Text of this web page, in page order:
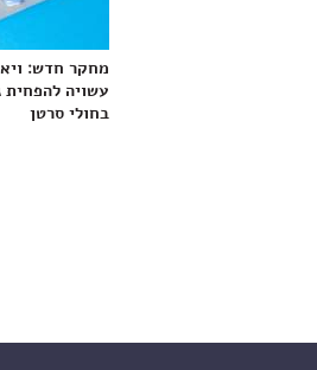
מחקר חדש:
עשויה להפחית
בחולי סרטן